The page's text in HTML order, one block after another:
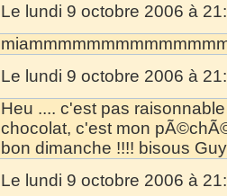
Le lundi 9 octobre 2006 à
Le lundi 9 octobre 2006 à
Heu .... c'est pas
chocolat, c'est mon
bon dimanche !!!! bisous
Le lundi 9 octobre 2006 à